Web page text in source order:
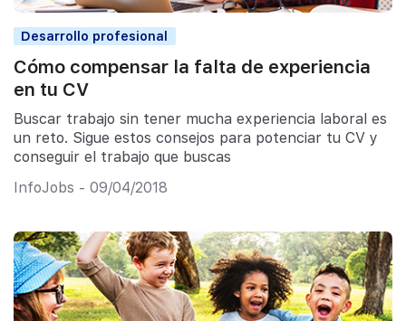
Desarrollo profesional
Cómo compensar la falta de experiencia
en tu CV
Buscar trabajo sin tener mucha experiencia laboral es
un reto. Sigue estos consejos para potenciar tu CV y
conseguir el trabajo que buscas
InfoJobs - 09/04/2018